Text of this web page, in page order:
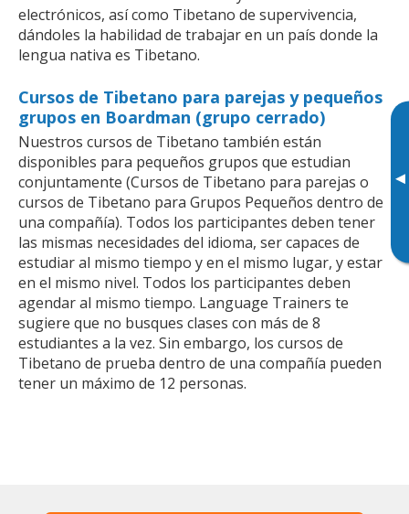
▸
electrónicos, así como Tibetano de supervivencia,
dándoles la habilidad de trabajar en un país donde la
lengua nativa es Tibetano.
Cursos de Tibetano para parejas y pequeños
grupos en Boardman (grupo cerrado)
Nuestros cursos de Tibetano también están
disponibles para pequeños grupos que estudian
conjuntamente (Cursos de Tibetano para parejas o
cursos de Tibetano para Grupos Pequeños dentro de
una compañía). Todos los participantes deben tener
las mismas necesidades del idioma, ser capaces de
estudiar al mismo tiempo y en el mismo lugar, y estar
en el mismo nivel. Todos los participantes deben
agendar al mismo tiempo. Language Trainers te
sugiere que no busques clases con más de 8
estudiantes a la vez. Sin embargo, los cursos de
Tibetano de prueba dentro de una compañía pueden
tener un máximo de 12 personas.